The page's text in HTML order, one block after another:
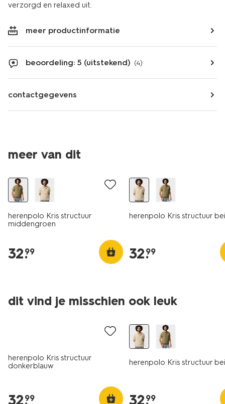
verzorgd en relaxed uit.
meer productinformatie
beoordeling: 5 (uitstekend) (4)
contactgegevens
meer van dit
herenpolo Kris structuur
middengroen
32.
99
herenpolo Kris structuur
32.
99
dit vind je misschien ook leuk
herenpolo Kris structuur
donkerblauw
32.
99
herenpolo Kris structuur
32.
99